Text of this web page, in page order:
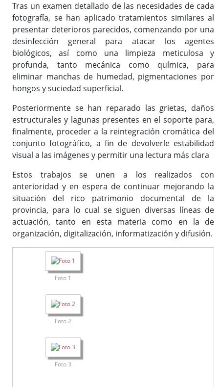
Publicaciones
Portal de Archivo
Biblioteca Auxiliar
Archivo digital
Boletín Oficial de la Provincia de Badajoz (desde 1835)
Histórico de diputados
Solicitud de información
Tras un examen detallado de las necesidades de cada
fotografía, se han aplicado tratamientos similares al
presentar deterioros parecidos, comenzando por una
desinfección general para atacar los agentes
biológicos, así como una limpieza meticulosa y
profunda, tanto mecánica como química, para
eliminar manchas de humedad, pigmentaciones por
hongos y suciedad superficial.
Posteriormente se han reparado las grietas, daños
estructurales y lagunas presentes en el soporte para,
finalmente, proceder a la reintegración cromática del
conjunto fotográfico, a fin de devolverle estabilidad
visual a las imágenes y permitir una lectura más clara
Estos trabajos se unen a los realizados con
anterioridad y en espera de continuar mejorando la
situación del rico patrimonio documental de la
provincia, para lo cual se siguen diversas líneas de
actuación, tanto en esta materia como en la de
organización, digitalización, informatización y difusión.
Foto 1
Foto 2
Foto 3